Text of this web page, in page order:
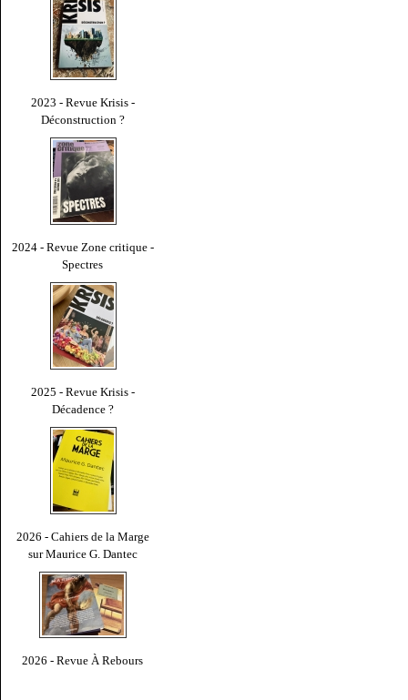
2023 - Revue Krisis -
Déconstruction ?
2024 - Revue Zone critique -
Spectres
2025 - Revue Krisis -
Décadence ?
2026 - Cahiers de la Marge
sur Maurice G. Dantec
2026 - Revue À Rebours